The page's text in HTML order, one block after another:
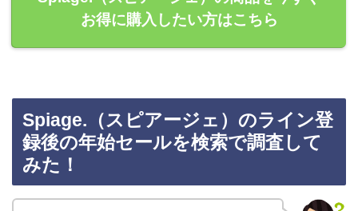
お得に購入したい方はこちら
Spiage.（スピアージェ）のライン登
録後の年始セールを検索で調査して
みた！